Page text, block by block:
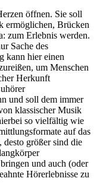
öffnen. Sie soll
ermöglichen, Brücken
zum Erlebnis werden.
Sache des
kann hier einen
um Menschen
Herkunft
und soll dem immer
klassischer Musik
so vielfältig wie
auf das
größer sind die
und auch (oder
Hörerlebnisse zu